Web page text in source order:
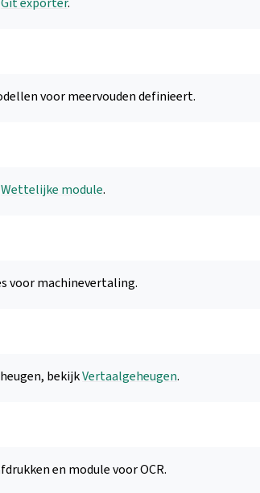
voor meervouden definieert.
Wettelijke module.
voor machinevertaling.
bekijkVertaalgeheugen.
en module voor OCR.